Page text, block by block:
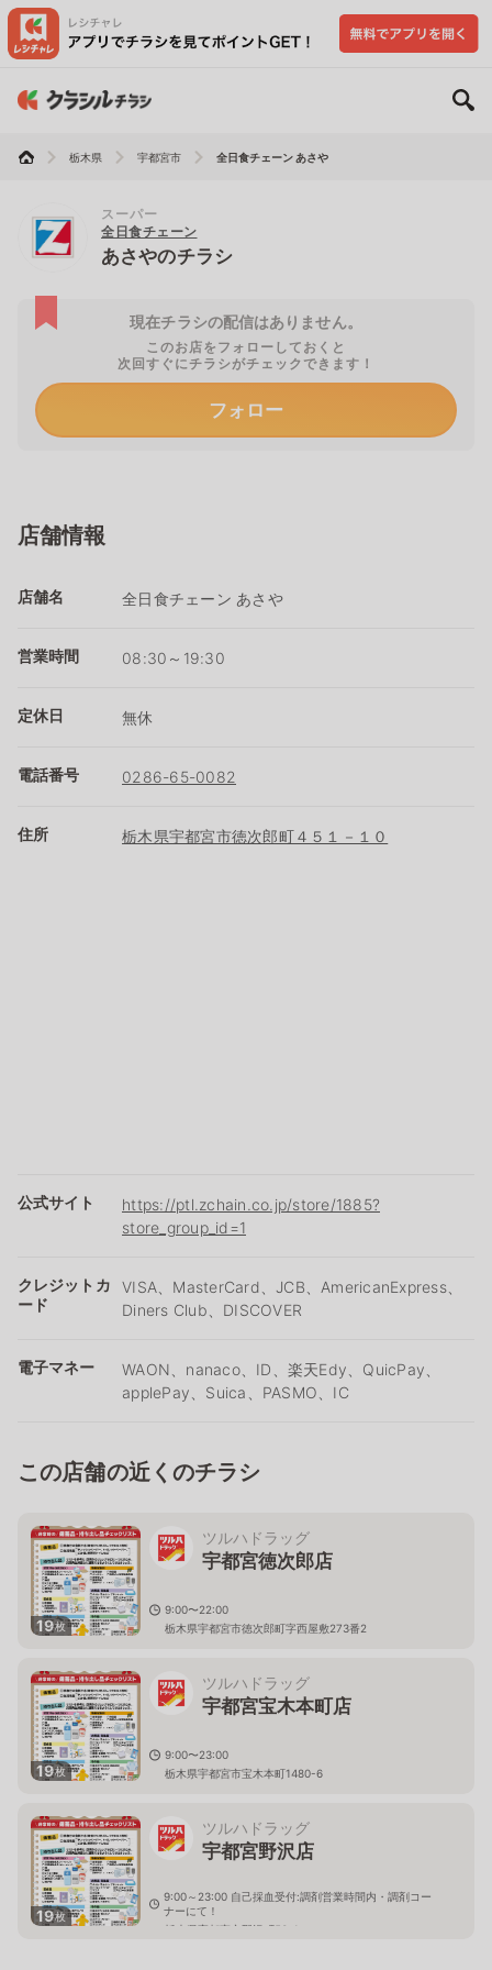
栃木県 宇都宮市 全日食チェーン あさや
スーパー
全日食チェーン
あさやのチラシ
現在チラシの配信はありません。
このお店をフォローしておくと
次回すぐにチラシがチェックできます！
フォロー
店舗情報
店舗名 全日食チェーン あさや
営業時間 08:30～19:30
定休日 無休
電話番号 0286-65-0082
住所 栃木県宇都宮市徳次郎町４５１－１０
公式サイト
https://ptl.zchain.co.jp/store/1885?
store_group_id=1
クレジットカ
ード
VISA、MasterCard、JCB、AmericanExpress、
Diners Club、DISCOVER
電子マネー
WAON、nanaco、ID、楽天Edy、QuicPay、
applePay、Suica、PASMO、IC
この店舗の近くのチラシ
19枚
ツルハドラッグ
宇都宮徳次郎店
9:00〜22:00
栃木県宇都宮市徳次郎町字西屋敷273番2
19枚
ツルハドラッグ
宇都宮宝木本町店
9:00〜23:00
栃木県宇都宮市宝木本町1480-6
19枚
ツルハドラッグ
宇都宮野沢店
9:00～23:00 自己採血受付:調剤営業時間内・調剤コー
ナーにて！
栃木県宇都宮市野沢町53-1